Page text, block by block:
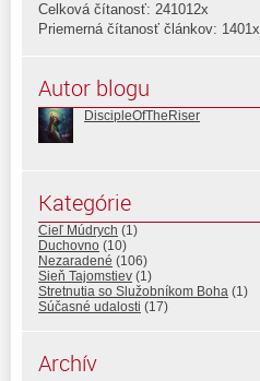
Celková čítanosť: 241012x
Priemerná čítanosť článkov: 1401x
Autor blogu
DiscipleOfTheRiser
Kategórie
Cieľ Múdrych (1)
Duchovno (10)
Nezaradené (106)
Sieň Tajomstiev (1)
Stretnutia so Služobníkom Boha (1)
Súčasné udalosti (17)
Archív